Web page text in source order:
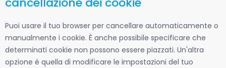
Puoi usare il tuo browser per cancellare automaticamente o
manualmente i cookie. È anche possibile specificare che
determinati cookie non possono essere piazzati. Un'altra
opzione è quella di modificare le impostazioni del tuo